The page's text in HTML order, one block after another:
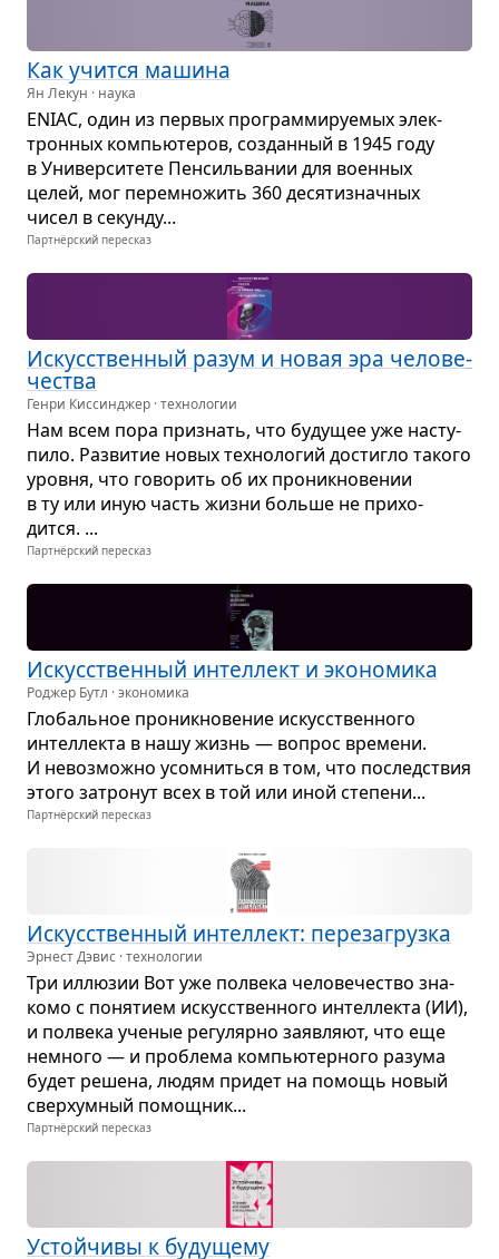
Как учится машина
Ян Лекун · наука
ENIAC, один из пер­вых про­грам­ми­ру­е­мых элек­
трон­ных ком­пью­те­ров, создан­ный в 1945 году
в Уни­вер­си­тете Пен­силь­ва­нии для воен­ных
целей, мог пере­мно­жить 360 деся­ти­знач­ных
чисел в секунду...
Партнёрский пересказ
Искус­ствен­ный разум и новая эра чело­ве­
че­ства
Генри Киссинджер · технологии
Нам всем пора при­знать, что буду­щее уже насту­
пило. Раз­ви­тие новых тех­но­ло­гий достигло такого
уровня, что гово­рить об их про­ник­но­ве­нии
в ту или иную часть жизни больше не при­хо­
дится. ...
Партнёрский пересказ
Искус­ствен­ный интел­лект и эко­но­мика
Роджер Бутл · экономика
Гло­баль­ное про­ник­но­ве­ние искус­ствен­ного
интел­лекта в нашу жизнь — вопрос вре­мени.
И невоз­можно усо­мниться в том, что послед­ствия
этого затро­нут всех в той или иной сте­пени...
Партнёрский пересказ
Искус­ствен­ный интел­лект: пере­за­грузка
Эрнест Дэвис · технологии
Три иллю­зии Вот уже пол­века чело­ве­че­ство зна­
комо с поня­тием искус­ствен­ного интел­лекта (ИИ),
и пол­века уче­ные регу­лярно заяв­ляют, что еще
немного — и про­блема ком­пью­тер­ного разума
будет решена, людям при­дет на помощь новый
сверх­ум­ный помощ­ник...
Партнёрский пересказ
Устой­чивы к буду­щему